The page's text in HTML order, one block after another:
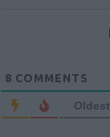
8 COMMENTS
Oldest